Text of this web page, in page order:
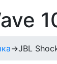
→JBL